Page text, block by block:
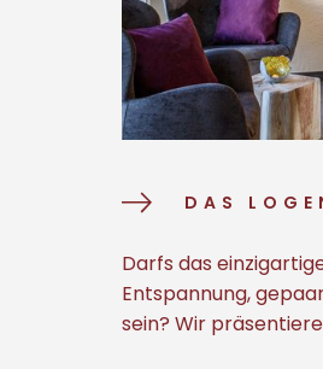
DAS
Darfs das
Entspannung,
sein? Wir